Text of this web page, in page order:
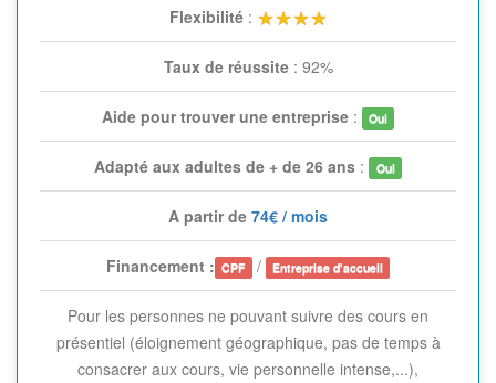
Flexibilité:
Taux de réussite: 92%
Aide pour trouver une entreprise: Oui
Adapté aux adultes de + de 26 ans : Oui
A partir de 74€ / mois
Financement : CPF / Entreprise d'accueil
Pour les personnes ne pouvant suivre des cours en
présentiel (éloignement géographique, pas de temps à
consacrer aux cours, vie personnelle intense,...),